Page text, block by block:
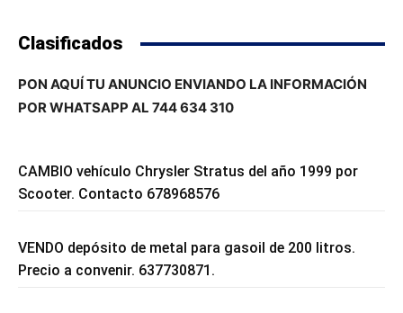
Clasificados
PON AQUÍ TU ANUNCIO ENVIANDO LA INFORMACIÓN
POR WHATSAPP AL 744 634 310
CAMBIO vehículo Chrysler Stratus del año 1999 por
Scooter. Contacto 678968576
VENDO depósito de metal para gasoil de 200 litros.
Precio a convenir. 637730871.